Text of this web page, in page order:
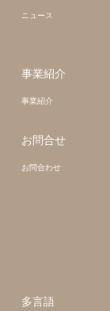
ニュース
事業紹介
事業紹介
お問合せ
お問合わせ
多言語